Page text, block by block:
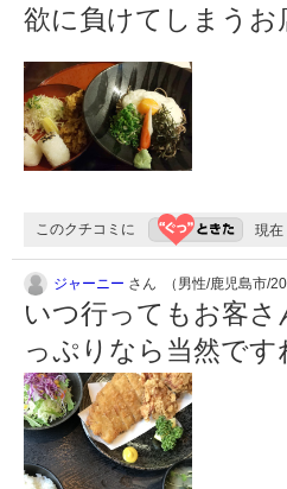
欲に負けてしまうお
このクチコミに 現在
ジャーニー さん （男性/鹿児島市/20
いつ行ってもお客
っぷりなら当然です